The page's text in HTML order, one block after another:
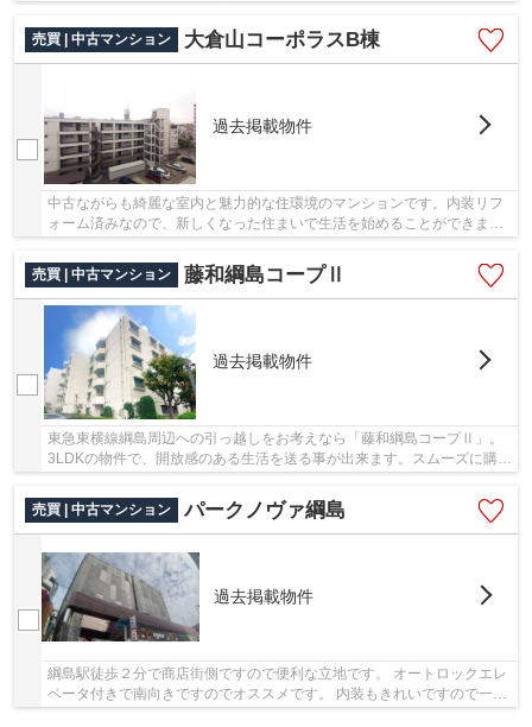
売買 | 中古マンション
大倉山コーポラスB棟
過去掲載物件
中古ながらも綺麗な室内と魅力的な住環境のマンションです。内装リフ
ォーム済みなので、新しくなった住まいで生活を始めることができま
売買 | 中古マンション
藤和綱島コープⅡ
過去掲載物件
東急東横線綱島周辺への引っ越しをお考えなら「藤和綱島コープⅡ」。
3LDKの物件で、開放感のある生活を送る事が出来ます。スムーズに購入
売買 | 中古マンション
パークノヴァ綱島
過去掲載物件
綱島駅徒歩２分で商店街側ですので便利な立地です。 オートロックエレ
ベータ付きで南向きですのでオススメです。 内装もきれいですので一度
ご内見されてみてはいかがでしょうか？ 株...